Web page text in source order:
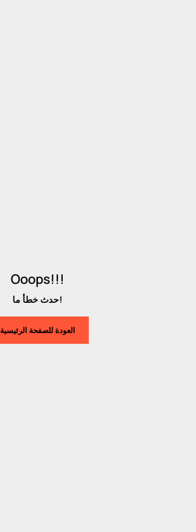
Ooops!!!
حدث خطأ ما!
العودة للصفحة الرئيسية